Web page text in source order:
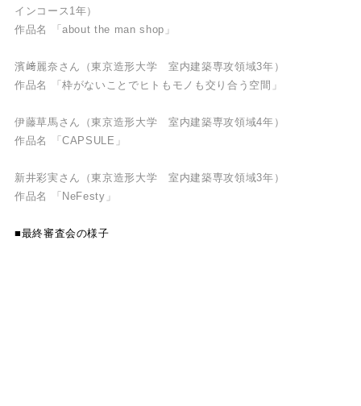
インコース1年）
作品名 「about the man shop」
濱﨑麗奈さん（東京造形大学 室内建築専攻領域3年）
作品名 「枠がないことでヒトもモノも交り合う空間」
伊藤草馬さん（東京造形大学 室内建築専攻領域4年）
作品名 「CAPSULE」
新井彩実さん（東京造形大学 室内建築専攻領域3年）
作品名 「NeFesty」
■最終審査会の様子